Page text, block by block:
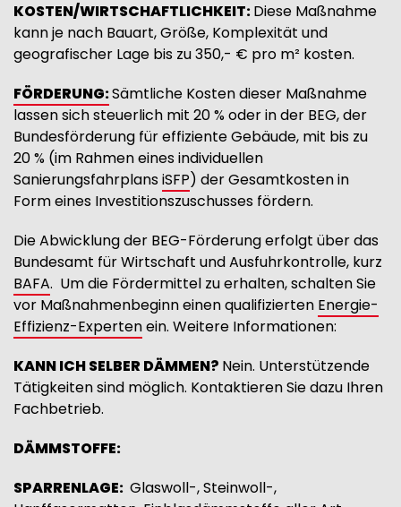
KOSTEN/WIRTSCHAFTLICHKEIT:Diese Maßnahme
kann je nach Bauart, Größe, Komplexität und
geografischer Lage bis zu 350,- € pro m² kosten.
FÖRDERUNG:Sämtliche Kosten dieser Maßnahme
lassen sich steuerlich mit 20 % oder in der BEG, der
Bundesförderung für effiziente Gebäude, mit bis zu
20 % (im Rahmen eines individuellen
SanierungsfahrplansiSFP) der Gesamtkosten in
Form eines Investitionszuschusses fördern.
Die Abwicklung der BEG-Förderung erfolgt über das
Bundesamt für Wirtschaft und Ausfuhrkontrolle, kurz
BAFA. Um die Fördermittel zu erhalten, schalten Sie
vor Maßnahmenbeginn einen qualifizierten Energie-
Effizienz-Expertenein. Weitere Informationen:
KANN ICH SELBER DÄMMEN? Nein. Unterstützende
Tätigkeiten sind möglich. Kontaktieren Sie dazu Ihren
Fachbetrieb.
DÄMMSTOFFE:
SPARRENLAGE: Glaswoll-, Steinwoll-,